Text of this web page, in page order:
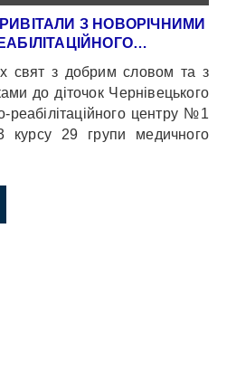
З НОВОРІЧНИМИ
свят з добрим словом та з
до діточок Чернівецького
реабілітаційного центру №1
курсу 29 групи медичного
Віталій).